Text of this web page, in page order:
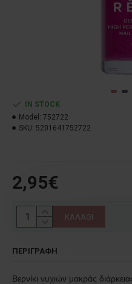
2,95€
IN STOCK
Model: 752722
SKU: 5201641752722
ΚΑΛΆΘΙ
ΠΕΡΙΓΡΑΦΉ
Βερνίκι νυχιών μακράς